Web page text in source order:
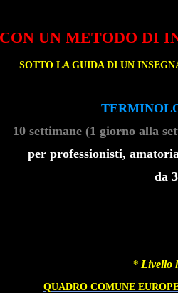
CON UN METODO DI
SOTTO LA GUIDA DI UN
10 settimane (1 giorno alla
per professionisti,
da
* Livello
QUADRO COMUNE